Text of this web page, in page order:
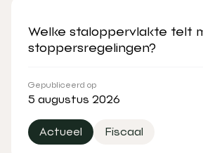
Welke staloppervlakte telt
stoppersregelingen?
Gepubliceerd op
5 augustus 2026
Actueel Fiscaal